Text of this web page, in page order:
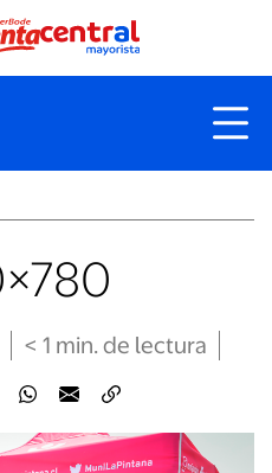
< 1 min. de lectura